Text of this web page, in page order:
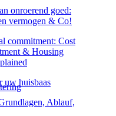
onroerend goed:
vermogen & Co!
uw huisbaas